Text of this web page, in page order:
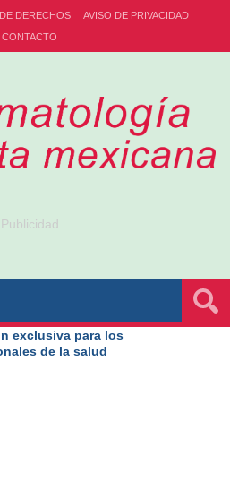
DERECHOS
AVISO DE PRIVACIDAD
CONTACTO
Publicidad
exclusiva para los
de la salud